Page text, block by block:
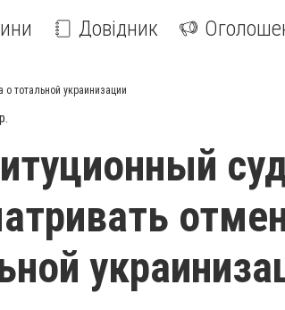
Довідник
о тотальной украинизации